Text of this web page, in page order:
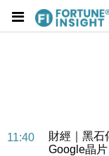
市場落地
14:50
地產｜大
11:40
財經｜黑石
Google晶片